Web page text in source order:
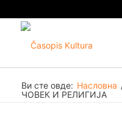
Ви сте овде: Насловна
ЧОВЕК И РЕЛИГИЈА